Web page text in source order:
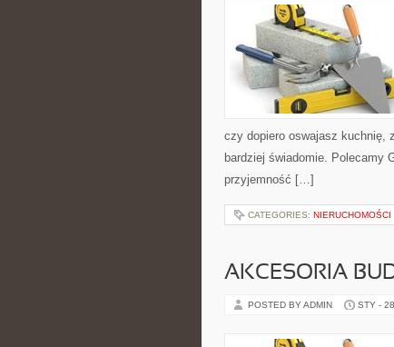
czy dopiero oswajasz kuchnię,
bardziej świadomie. Polecamy
przyjemność […]
CATEGORIES: NIERUCHOMOŚCI
AKCESORIA
POSTED BY ADMIN STY -